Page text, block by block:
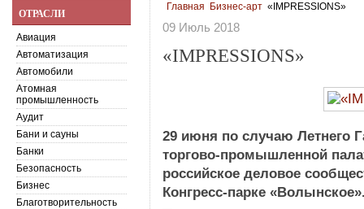
Главная Бизнес-арт «IMPRESSIONS»
09 Июль 2018
«IMPRESSIONS»
29 июня по случаю Летнего
торгово-промышленной
российское деловое
Конгресс-парке
ОТРАСЛИ
Авиация
Автоматизация
Автомобили
Атомная
промышленность
Аудит
Бани и сауны
Банки
Безопасность
Бизнес
Благотворительность